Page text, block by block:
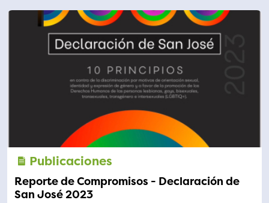
Publicaciones
Reporte de Compromisos - Declaración de
San José 2023